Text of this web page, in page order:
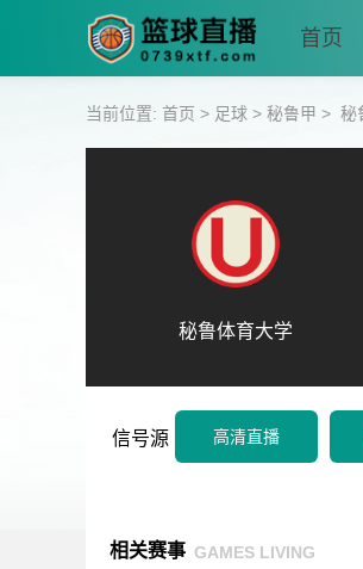
首页
当前位置: 首页 > 足球 > 秘鲁甲 > 秘
秘鲁体育大学
信号源 高清直播
相关赛事 GAMES LIVING